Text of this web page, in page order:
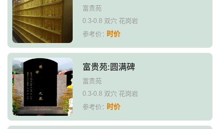
富贵苑
0.3-0.8 双穴 花岗岩
参考价：时价
富贵苑:圆满碑
富贵苑
0.3-0.8 双穴 花岗岩
参考价：时价